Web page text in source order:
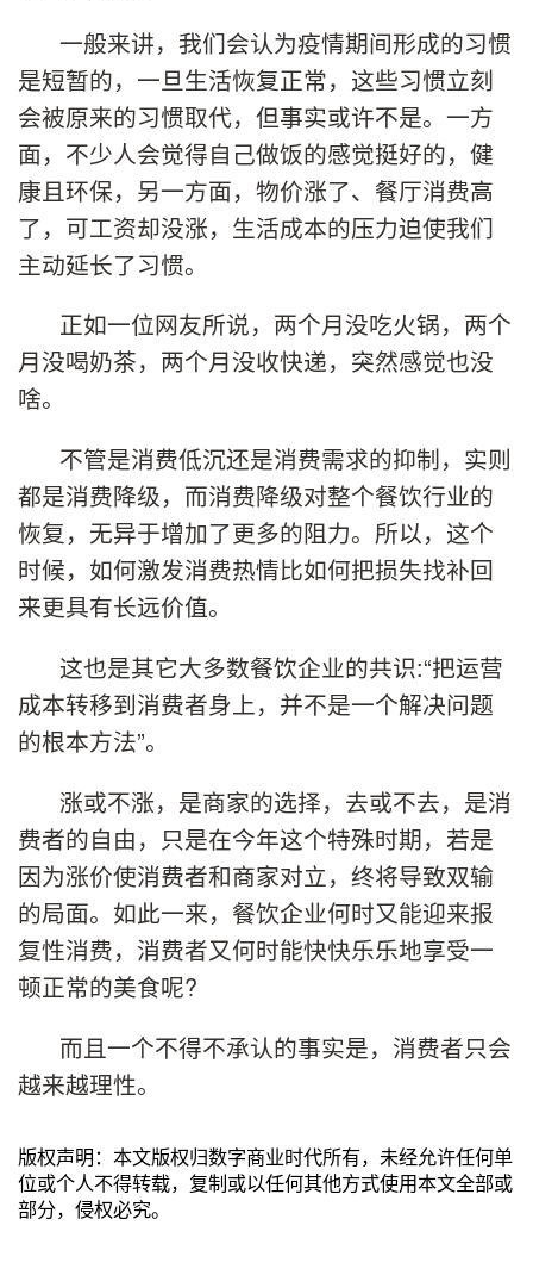
一般来讲，我们会认为疫情期间形成的习惯
是短暂的，一旦生活恢复正常，这些习惯立刻
会被原来的习惯取代，但事实或许不是。一方
面，不少人会觉得自己做饭的感觉挺好的，健
康且环保，另一方面，物价涨了、餐厅消费高
了，可工资却没涨，生活成本的压力迫使我们
主动延长了习惯。
正如一位网友所说，两个月没吃火锅，两个
月没喝奶茶，两个月没收快递，突然感觉也没
啥。
不管是消费低沉还是消费需求的抑制，实则
都是消费降级，而消费降级对整个餐饮行业的
恢复，无异于增加了更多的阻力。所以，这个
时候，如何激发消费热情比如何把损失找补回
来更具有长远价值。
这也是其它大多数餐饮企业的共识:“把运营
成本转移到消费者身上，并不是一个解决问题
的根本方法”。
涨或不涨，是商家的选择，去或不去，是消
费者的自由，只是在今年这个特殊时期，若是
因为涨价使消费者和商家对立，终将导致双输
的局面。如此一来，餐饮企业何时又能迎来报
复性消费，消费者又何时能快快乐乐地享受一
顿正常的美食呢?
而且一个不得不承认的事实是，消费者只会
越来越理性。
版权声明：本文版权归数字商业时代所有，未经允许任何单
位或个人不得转载，复制或以任何其他方式使用本文全部或
部分，侵权必究。